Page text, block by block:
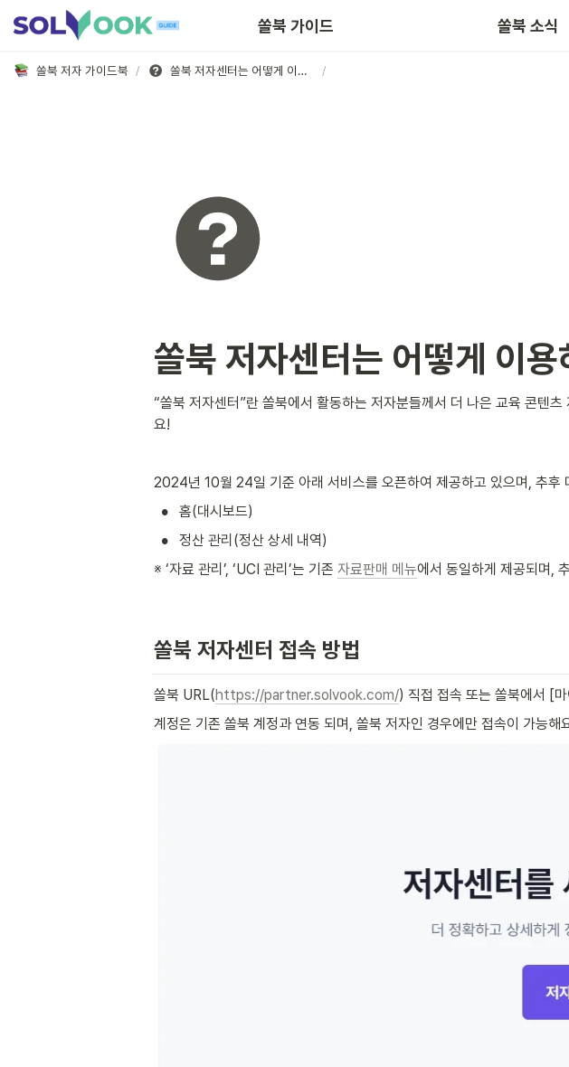
쏠북 가이드 쏠북 소식
쏠북 저자 가이드북 / 쏠북 저자센터는 어떻게 이용하나요? /
쏠북 저자센터는 어떻게 이용
“쏠북 저자센터”란 쏠북에서 활동하는 저자분들께서 더 나은 교육 콘텐
요!
2024년 10월 24일 기준 아래 서비스를 오픈하여 제공하고 있으며, 추후
• 홈(대시보드)
•
정산 관리(정산 상세 내역)
※ ‘자료 관리’, ‘UCI 관리’는 기존 자료판매 메뉴에서 동일하게 제공되며,
쏠북 저자센터 접속 방법
쏠북 URL(https://partner.solvook.com/) 직접 접속 또는 쏠북에서 [
계정은 기존 쏠북 계정과 연동 되며, 쏠북 저자인 경우에만 접속이 가능해